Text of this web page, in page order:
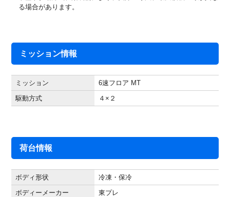
る場合があります。
ミッション情報
ミッション
6速フロア MT
駆動方式
４×２
荷台情報
ボディ形状
冷凍・保冷
ボディーメーカー
東プレ